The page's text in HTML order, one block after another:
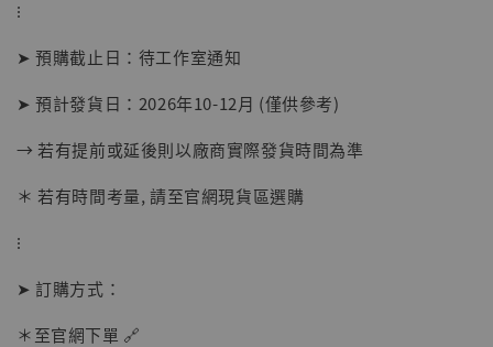
NT$ 1,870
⁝
➤ 預購截止日：待工作室通知
➤ 預計發貨日：2026年10-12月 (僅供參考)
→ 若有提前或延後則以廠商實際發貨時間為準
＊ 若有時間考量, 請至官網現貨區選購
⁝
➤ 訂購方式：
＊至官網下單 🔗